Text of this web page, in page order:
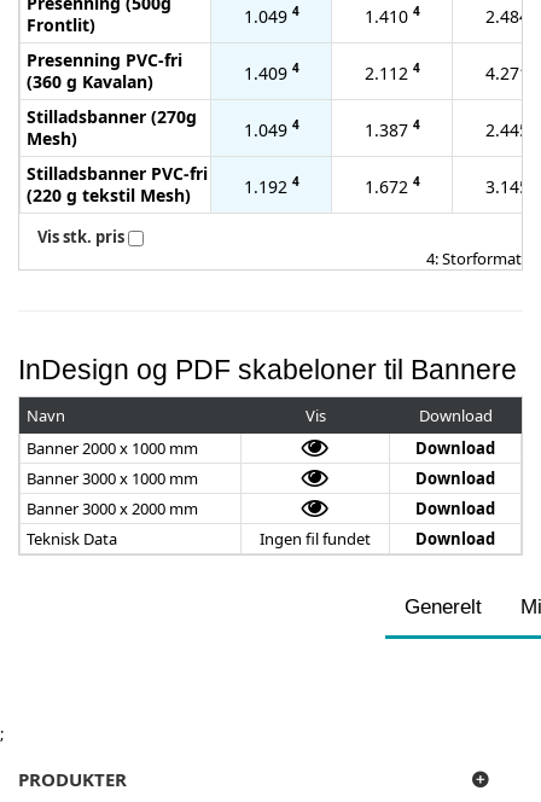
Frontlit)
1.049 4 1.410 4 2.484
Presenning PVC-fri
(360 g Kavalan)
1.409 4 2.112 4 4.271
Stilladsbanner (270g
Mesh)
1.049 4 1.387 4 2.445
Stilladsbanner PVC-fri
(220 g tekstil Mesh)
1.192 4 1.672 4 3.145
Vis stk. pris
4: Storformat
InDesign og PDF skabeloner til Bannere
Navn Vis
Download
Banner 2000 x 1000 mm
Download
Banner 3000 x 1000 mm
Download
Banner 3000 x 2000 mm
Download
Teknisk Data
Ingen fil fundet Download
Generelt
;
PRODUKTER